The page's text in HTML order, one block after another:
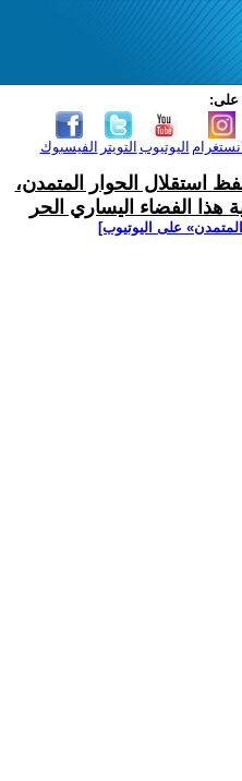
على:
الفيسبوك التويتر اليوتيوب
استقلال الحوار المتمدن،
الفضاء اليساري الحر
على اليوتيوب]